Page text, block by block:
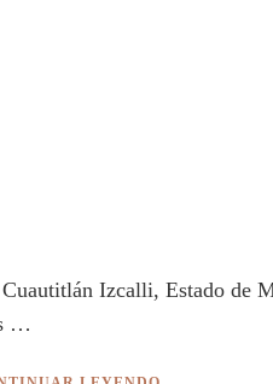
Izcalli, Estado de
…